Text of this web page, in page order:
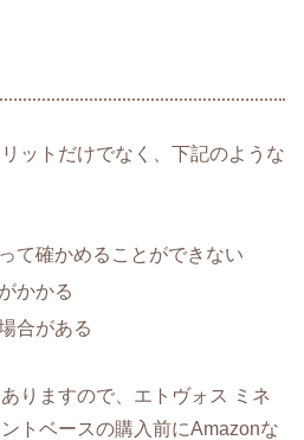
ットだけでなく、下記のような
て確かめることができない
かかる
合がある
りますので、エトヴォス ミネ
トベースの購入前にAmazonな